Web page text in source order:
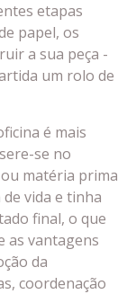
etapas
papel, os
a sua peça -
um rolo de
é mais
se no
matéria prima
vida e tinha
final, o que
as vantagens
da
coordenação